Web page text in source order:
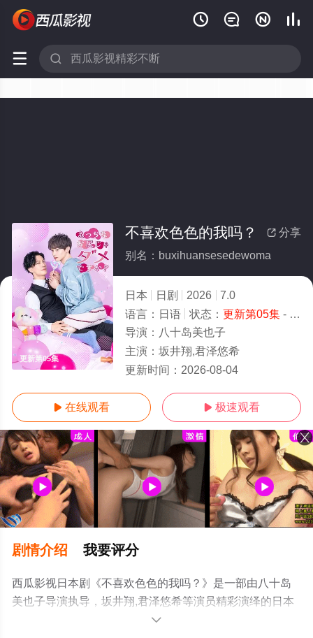
   
 
更新第05集
 分享
不喜欢色色的我吗？
别名：buxihuansesedewoma
日本 日剧 2026
7.0
语言： 日语 状态： 更新第05集- 免费在线观看
导演： 八十岛美也子
主演： 坂井翔,君泽悠希
更新时间： 2026-08-04
 在线观看  极速观看
剧情介绍 我要评分
西瓜影视日本剧《不喜欢色色的我吗？》是一部由八十岛
美也子导演执导，坂井翔,君泽悠希等演员精彩演绎的日本
电视剧，手机免费观看高清未删减完整版电视剧全集就上
